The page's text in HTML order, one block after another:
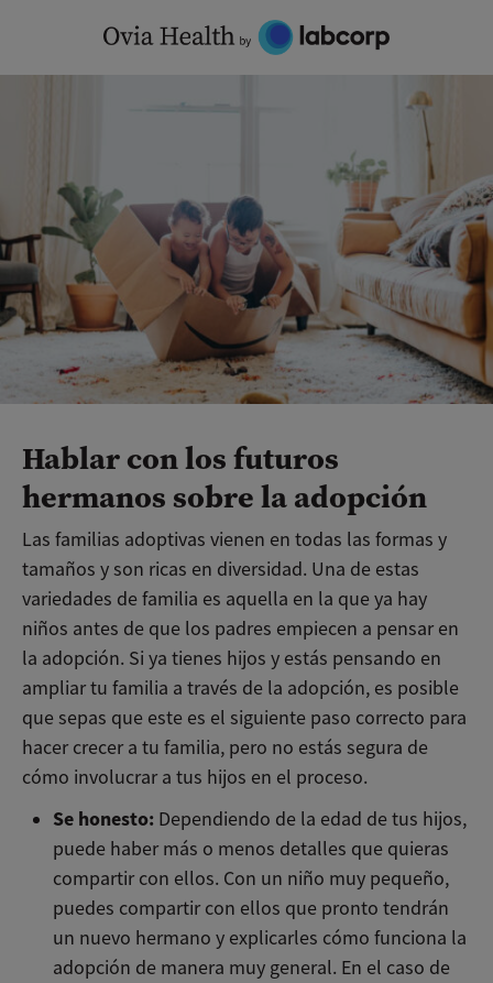
content
Hablar con los futuros
hermanos sobre la adopción
Las familias adoptivas vienen en todas las formas y
tamaños y son ricas en diversidad. Una de estas
variedades de familia es aquella en la que ya hay
niños antes de que los padres empiecen a pensar en
la adopción. Si ya tienes hijos y estás pensando en
ampliar tu familia a través de la adopción, es posible
que sepas que este es el siguiente paso correcto para
hacer crecer a tu familia, pero no estás segura de
cómo involucrar a tus hijos en el proceso.
Se honesto: Dependiendo de la edad de tus hijos,
puede haber más o menos detalles que quieras
compartir con ellos. Con un niño muy pequeño,
puedes compartir con ellos que pronto tendrán
un nuevo hermano y explicarles cómo funciona la
adopción de manera muy general. En el caso de